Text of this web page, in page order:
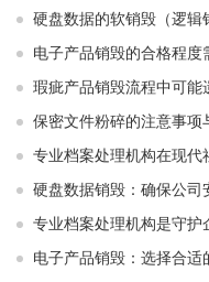
硬盘数据的软销毁（逻辑
电子产品销毁的合格程
瑕疵产品销毁流程中可能
保密文件粉碎的注意事项
专业档案处理机构在现
硬盘数据销毁：确保公
专业档案处理机构是守护
电子产品销毁：选择合适